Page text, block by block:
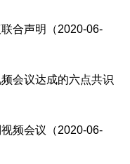
合声明（2020-06-
会议达成的六点共识
频会议（2020-06-